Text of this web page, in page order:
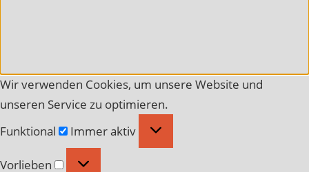
Wir verwenden Cookies, um unsere Website und
unseren Service zu optimieren.
Funktional
Funktional
Immer aktiv
Vorlieben Vorlieben